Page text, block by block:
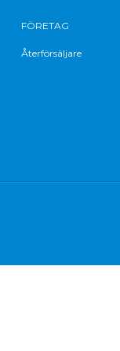
FÖRETAG
Återförsäljare